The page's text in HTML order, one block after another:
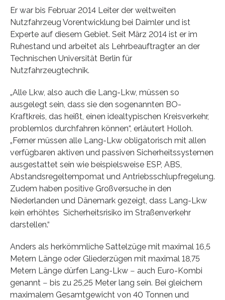
Er war bis Februar 2014 Leiter der weltweiten
Nutzfahrzeug Vorentwicklung bei Daimler und ist
Experte auf diesem Gebiet. Seit März 2014 ist er im
Ruhestand und arbeitet als Lehrbeauftragter an der
Technischen Universität Berlin für
Nutzfahrzeugtechnik.
„Alle Lkw, also auch die Lang-Lkw, müssen so
ausgelegt sein, dass sie den sogenannten BO-
Kraftkreis, das heißt, einen idealtypischen Kreisverkehr,
problemlos durchfahren können“, erläutert Holloh.
„Ferner müssen alle Lang-Lkw obligatorisch mit allen
verfügbaren aktiven und passiven Sicherheitssystemen
ausgestattet sein wie beispielsweise ESP, ABS,
Abstandsregeltempomat und Antriebsschlupfregelung.
Zudem haben positive Großversuche in den
Niederlanden und Dänemark gezeigt, dass Lang-Lkw
kein erhöhtes Sicherheitsrisiko im Straßenverkehr
darstellen.“
Anders als herkömmliche Sattelzüge mit maximal 16,5
Metern Länge oder Gliederzügen mit maximal 18,75
Metern Länge dürfen Lang-Lkw ‒ auch Euro-Kombi
genannt ‒ bis zu 25,25 Meter lang sein. Bei gleichem
maximalem Gesamtgewicht von 40 Tonnen und